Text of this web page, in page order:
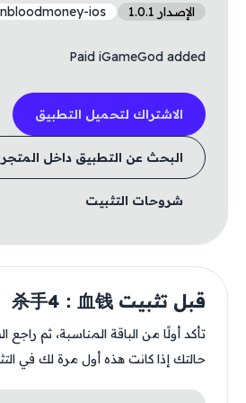
الإصدار 1.0.1 ios
Paid iGameGod added
الاشتراك لتحميل التطبيق
البحث عن التطبيق داخل المتجر
شروحات التثبيت
قبل تثبيت 杀手4：血钱
تأكد أولًا من الباقة المناسبة، ثم
حالتك إذا كانت هذه أول مرة لك في